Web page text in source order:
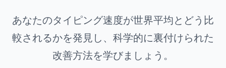
視覚記憶
エイムトレーナー
あなたのタイピング速度が世界平均とどう比
較されるかを発見し、科学的に裏付けられた
改善方法を学びましょう。